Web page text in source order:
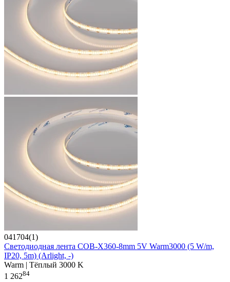
041704(1)
Светодиодная лента COB-X360-8mm 5V Warm3000 (5 W/m,
IP20, 5m) (Arlight, -)
Warm | Тёплый 3000 K
1 26284